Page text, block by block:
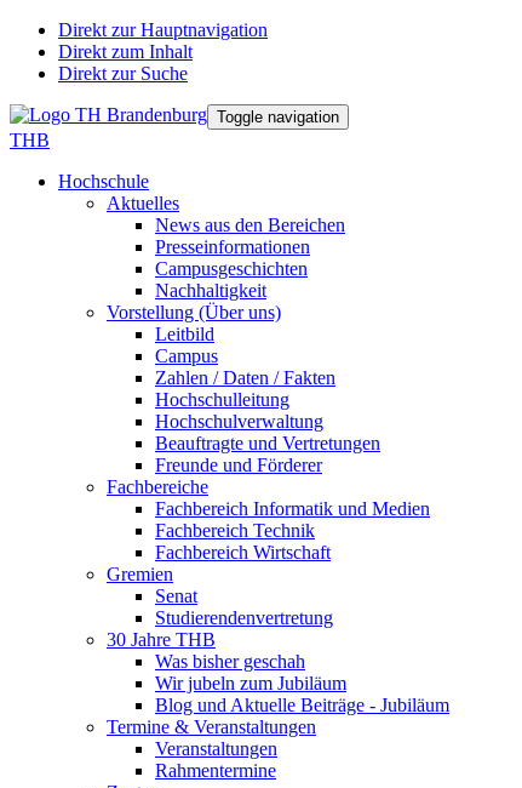
Direkt zur Hauptnavigation
Direkt zum Inhalt
Direkt zur Suche
Toggle navigation
THB
Hochschule
Aktuelles
News aus den Bereichen
Presseinformationen
Campusgeschichten
Nachhaltigkeit
Vorstellung (Über uns)
Leitbild
Campus
Zahlen / Daten / Fakten
Hochschulleitung
Hochschulverwaltung
Beauftragte und Vertretungen
Freunde und Förderer
Fachbereiche
Fachbereich Informatik und Medien
Fachbereich Technik
Fachbereich Wirtschaft
Gremien
Senat
Studierendenvertretung
30 Jahre THB
Was bisher geschah
Wir jubeln zum Jubiläum
Blog und Aktuelle Beiträge - Jubiläum
Termine & Veranstaltungen
Veranstaltungen
Rahmentermine